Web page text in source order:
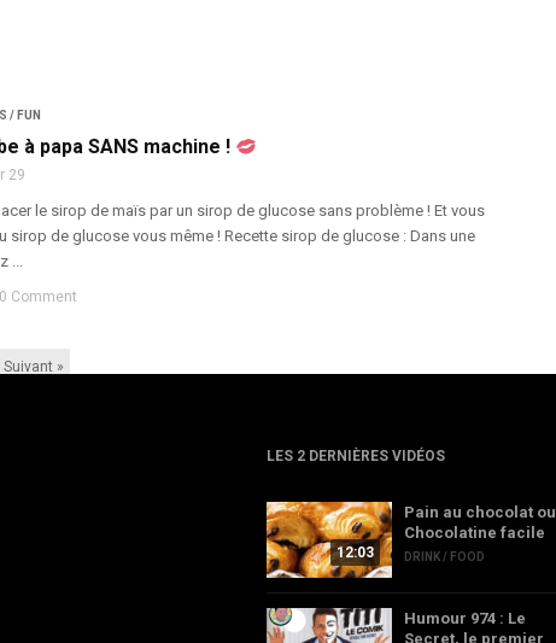
/ FUN
à papa SANS machine !
29
le sirop de maïs par un sirop de glucose sans problème ! Et vous
sirop de glucose vous même ! Recette sirop de glucose : Dans une
...
0 Comment
Suivant »
LES 2 DERNIÈRES VIDÉOS
12:03
Pain au chocolat ou
Chocolatine facile
DRINK / FOOD
Humour 974 : Le
Secret, le premier